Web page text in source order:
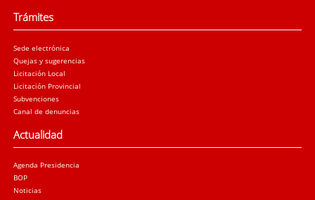
Trámites
Sede electrónica
Quejas y sugerencias
Licitación Local
Licitación Provincial
Subvenciones
Canal de denuncias
Actualidad
Agenda Presidencia
BOP
Noticias